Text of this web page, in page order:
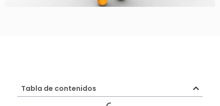
Tabla de contenidos